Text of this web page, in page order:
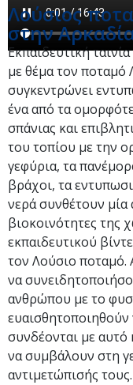
Λούσιος
στην
Εκπαιδευτική
με θέμα τον ποταμό
συγκεντρώνει
ένα από τα
σπάνιας και
του τοπίου με την
γεφύρια, τα
βράχοι, τα
νερά συνθέτουν μία
βιοκοινότητες της
εκπαιδευτικού
τον Λούσιο ποταμό.
ν​α
ανθρώπου με το
συνδέονται με
να συμβάλουν στη
αντιμετώπισής τους.